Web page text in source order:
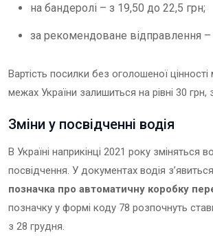
на бандеролі – з 19,50 до 22,5 грн;
за рекомендоване відправлення –
Вартість посилки без оголошеної
межах України залишиться на рівні 30 грн,
Зміни у посвідченні водія
В Україні наприкінці 2021 року зміняться
посвідчення. У документах водія з’явиться
позначка про автоматичну коробку
позначку у формі коду 78 розпочнуть
з 28 грудня.